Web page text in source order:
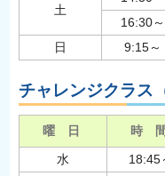
土
16:30～
日
9:15～
チャレンジクラス
曜 日 時 間
水
18:45